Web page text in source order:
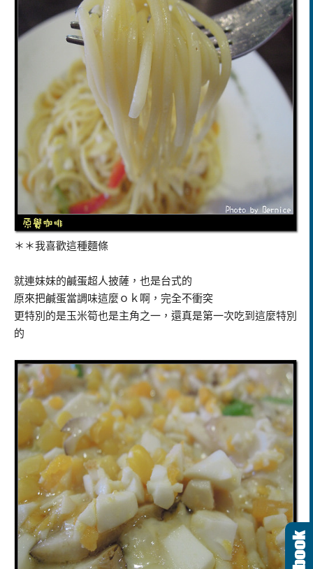
＊＊我喜歡這種麵條
就連妹妹的鹹蛋超人披薩，也是台式的
原來把鹹蛋當調味這麼ｏｋ啊，完全不衝突
更特別的是玉米筍也是主角之一，還真是第一次吃到這麼特別
的